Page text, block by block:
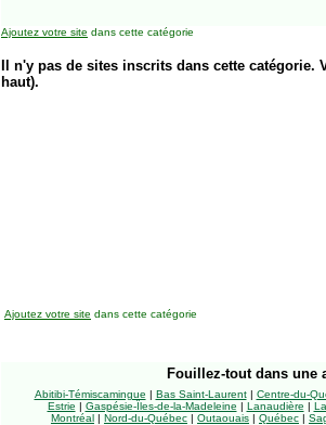
Ajoutez votre site dans cette catégorie
Il n'y pas de sites inscrits dans cette
haut).
Ajoutez votre site dans cette catégorie
Fouillez-tout dans une
Abitibi-Témiscamingue | Bas Saint-Laurent| Centre-du-
Estrie | Gaspésie-Îles-de-la-Madeleine | Lanaudière |
Montréal | Nord-du-Québec | Outaouais | Québec |